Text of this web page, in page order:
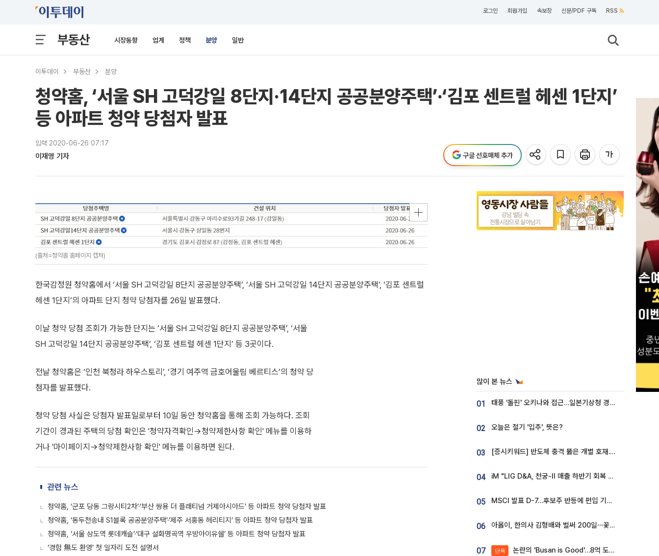
로그인 회원가입 속보창 신문/PDF 구독 RSS
부동산 시장동향 업계 정책 분양 일반
이투데이 부동산 분양
청약홈, ‘서울 SH 고덕강일 8단지·14단지 공공분양주택’·‘김포 센트럴 헤센 1단지’
등 아파트 청약 당첨자 발표
입력 2020-06-26 07:17
이재영 기자 구글 선호매체 추가
(출처=청약홈 홈페이지 캡처)
한국감정원 청약홈에서 ‘서울 SH 고덕강일 8단지 공공분양주택’, ‘서울 SH 고덕강일 14단지 공공분양주택’, ‘김포 센트럴
헤센 1단지’의 아파트 단지 청약 당첨자를 26일 발표했다.
이날 청약 당첨 조회가 가능한 단지는 ‘서울 SH 고덕강일 8단지 공공분양주택’, ‘서울
SH 고덕강일 14단지 공공분양주택’, ‘김포 센트럴 헤센 1단지’ 등 3곳이다.
전날 청약홈은 ‘인천 북청라 하우스토리’, ‘경기 여주역 금호어울림 베르티스’의 청약 당
첨자를 발표했다.
청약 당첨 사실은 당첨자 발표일로부터 10일 동안 청약홈을 통해 조회 가능하다. 조회
기간이 경과된 주택의 당첨 확인은 '청약자격확인→청약제한사항 확인' 메뉴를 이용하
거나 '마이페이지→청약제한사항 확인' 메뉴를 이용하면 된다.
관련 뉴스
청약홈, ‘군포 당동 그랑시티2차’·‘부산 쌍용 더 플래티넘 거제아시아드’ 등 아파트 청약 당첨자 발표
청약홈, ‘동두천송내 S1블록 공공분양주택’·‘제주 서홍동 헤리티지’ 등 아파트 청약 당첨자 발표
청약홈, ‘서울 상도역 롯데캐슬’·‘대구 설화명곡역 우방아이유쉘’ 등 아파트 청약 당첨자 발표
‘경험 無도 환영’ 첫 일자리 도전 설명서
많이 본 뉴스
01 태풍 '돌핀' 오키나와 접근…일본기상청 경로 업데이트
02 오늘은 절기 '입추', 뜻은?
03 [증시키워드] 반도체 충격 뚫은 개별 호재...포스코퓨처엠·에코프로·한화솔루션 '눈길'
04 iM "LIG D&A, 천궁-II 매출 하반기 회복 전망…방산 톱픽 유지"
05 MSCI 발표 D-7…후보주 반등에 편입 기대 재점화
06 아옳이, 한의사 김형배와 벌써 200일⋯꽃다발 들고 "프러포즈 아냐"
07 단독 논란의 'Busan is Good'…8억 도시브랜드, 용산 대통령실 CI 업체가 수행